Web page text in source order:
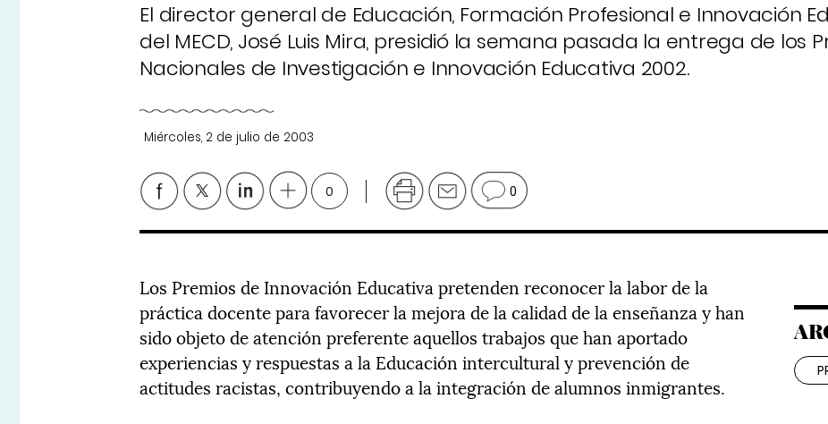
El director general de Educación, Formación Profesional e Innovación
del MECD, José Luis Mira, presidió la semana pasada la entrega de los
Nacionales de Investigación e Innovación Educativa 2002.
Miércoles, 2 de julio de 2003
0 0
Los Premios de Innovación Educativa pretenden reconocer la labor de la
práctica docente para favorecer la mejora de la calidad de la enseñanza y han
sido objeto de atención preferente aquellos trabajos que han aportado
experiencias y respuestas a la Educación intercultural y prevención de
actitudes racistas, contribuyendo a la integración de alumnos inmigrantes.